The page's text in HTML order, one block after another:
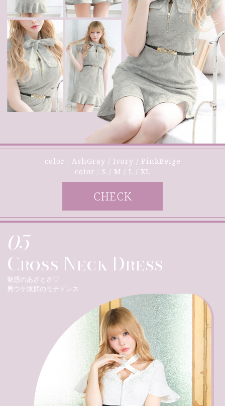
color : AshGray / Ivory / PinkBeige
color : S / M / L / XL
CHECK
05
Cross Neck Dress
魅惑のあざとさ♡
男ウケ抜群のモテドレス